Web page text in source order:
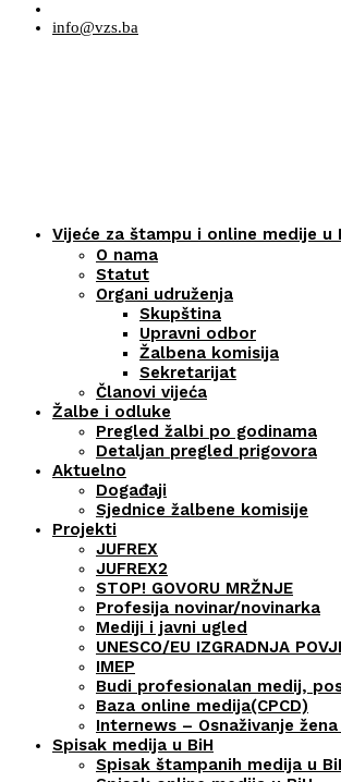
info@vzs.ba
Vijeće za štampu i online medije u
O nama
Statut
Organi udruženja
Skupština
Upravni odbor
Žalbena komisija
Sekretarijat
Članovi vijeća
Žalbe i odluke
Pregled žalbi po godinama
Detaljan pregled prigovora
Aktuelno
Događaji
Sjednice žalbene komisije
Projekti
JUFREX
JUFREX2
STOP! GOVORU MRŽNJE
Profesija novinar/novinarka
Mediji i javni ugled
UNESCO/EU IZGRADNJA
IMEP
Budi profesionalan medij,
Baza online medija(CPCD)
Internews – Osnaživanje
Spisak medija u BiH
Spisak štampanih medija u